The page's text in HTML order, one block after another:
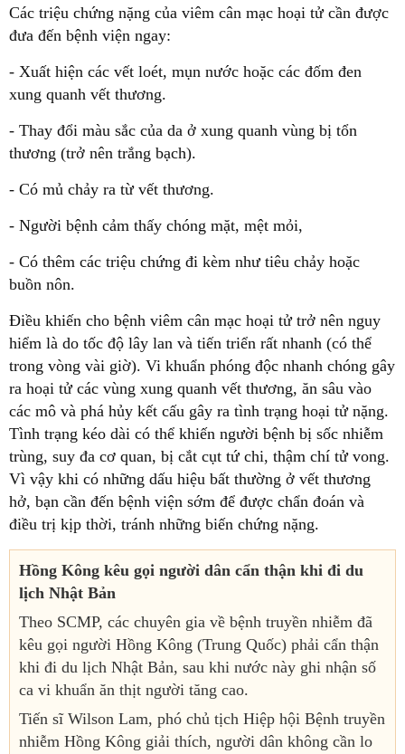
Các triệu chứng nặng của viêm cân mạc hoại tử cần được
đưa đến bệnh viện ngay:
- Xuất hiện các vết loét, mụn nước hoặc các đốm đen
xung quanh vết thương.
- Thay đổi màu sắc của da ở xung quanh vùng bị tổn
thương (trở nên trắng bạch).
- Có mủ chảy ra từ vết thương.
- Người bệnh cảm thấy chóng mặt, mệt mỏi,
- Có thêm các triệu chứng đi kèm như tiêu chảy hoặc
buồn nôn.
Điều khiến cho bệnh viêm cân mạc hoại tử trở nên nguy
hiểm là do tốc độ lây lan và tiến triển rất nhanh (có thể
trong vòng vài giờ). Vi khuẩn phóng độc nhanh chóng gây
ra hoại tử các vùng xung quanh vết thương, ăn sâu vào
các mô và phá hủy kết cấu gây ra tình trạng hoại tử nặng.
Tình trạng kéo dài có thể khiến người bệnh bị sốc nhiễm
trùng, suy đa cơ quan, bị cắt cụt tứ chi, thậm chí tử vong.
Vì vậy khi có những dấu hiệu bất thường ở vết thương
hở, bạn cần đến bệnh viện sớm để được chẩn đoán và
điều trị kịp thời, tránh những biến chứng nặng.
Hồng Kông kêu gọi người dân cẩn thận khi đi du
lịch Nhật Bản
Theo SCMP, các chuyên gia về bệnh truyền nhiễm đã
kêu gọi người Hồng Kông (Trung Quốc) phải cẩn thận
khi đi du lịch Nhật Bản, sau khi nước này ghi nhận số
ca vi khuẩn ăn thịt người tăng cao.
Tiến sĩ Wilson Lam, phó chủ tịch Hiệp hội Bệnh truyền
nhiễm Hồng Kông giải thích, người dân không cần lo